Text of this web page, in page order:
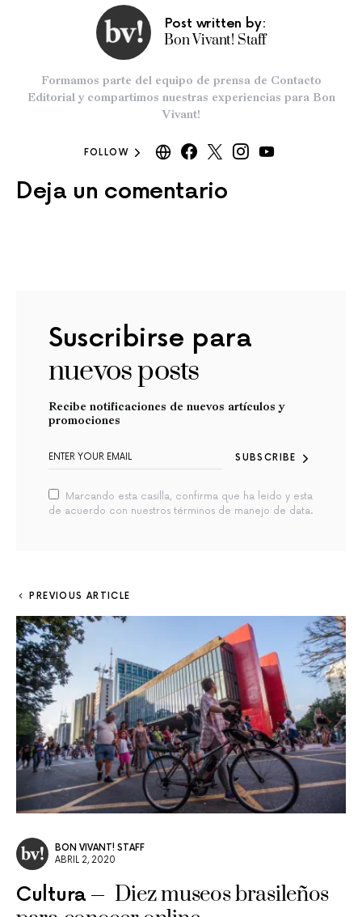
Post written by:
Bon Vivant! Staff
Formamos parte del equipo de prensa de Contacto
Editorial y compartimos nuestras experiencias para Bon
Vivant!
FOLLOW
Deja un comentario
Suscribirse para
nuevos posts
Recibe notificaciones de nuevos artículos y
promociones
SUBSCRIBE
Marcando esta casilla, confirma que ha leido y esta
de acuerdo con nuestros términos de manejo de data.
PREVIOUS ARTICLE
BON VIVANT! STAFF
ABRIL 2, 2020
Cultura
Diez museos brasileños